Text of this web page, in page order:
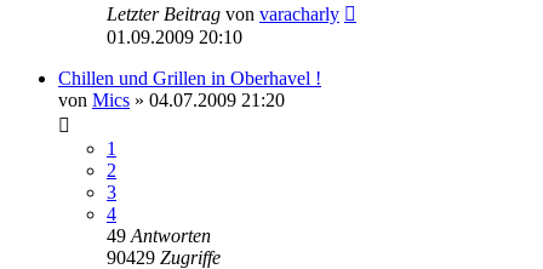
Letzter Beitrag von varacharly
01.09.2009 20:10
Chillen und Grillen in Oberhavel !
von Mics » 04.07.2009 21:20
1
2
3
4
49 Antworten
90429 Zugriffe